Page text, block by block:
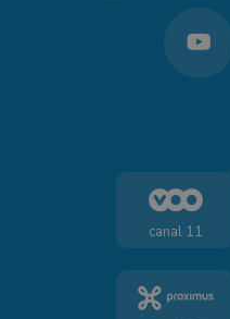
canal 11